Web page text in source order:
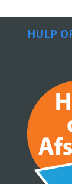
HULP